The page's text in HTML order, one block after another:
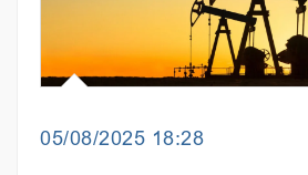
05/08/2025 18:28